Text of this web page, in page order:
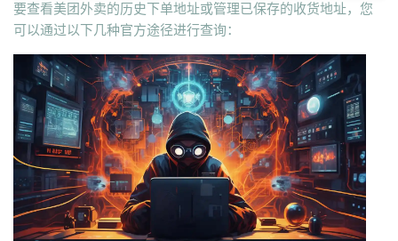
要查看美团外卖的历史下单地址或管理已保存的收货地址，您
可以通过以下几种官方途径进行查询：